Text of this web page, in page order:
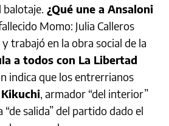
balotaje. ¿Qué une a Ansaloni
Momo: Julia Calleros
trabajó en la obra social de la
a todos con La Libertad
indica que los entrerrianos
, armador “del interior”
salida” del partido dado el